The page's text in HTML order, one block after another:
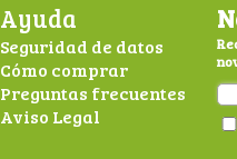
Ayuda
Seguridad de datos
Cómo comprar
Preguntas frecuentes
Aviso Legal